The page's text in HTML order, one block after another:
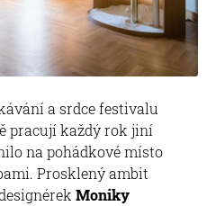
a srdce festivalu
pracují každý rok jiní
na pohádkové místo
Prosklený ambit
Moniky